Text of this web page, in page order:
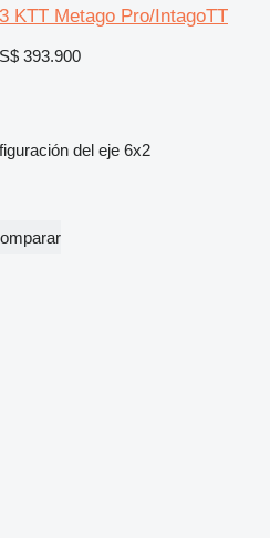
KTT Metago Pro/IntagoTT
393.900
del eje 6x2